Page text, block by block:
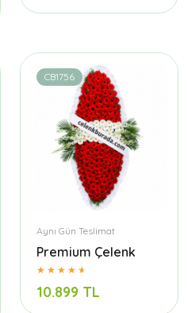
CB1756
Aynı Gün Teslimat
Premium Çelenk
10.899 TL